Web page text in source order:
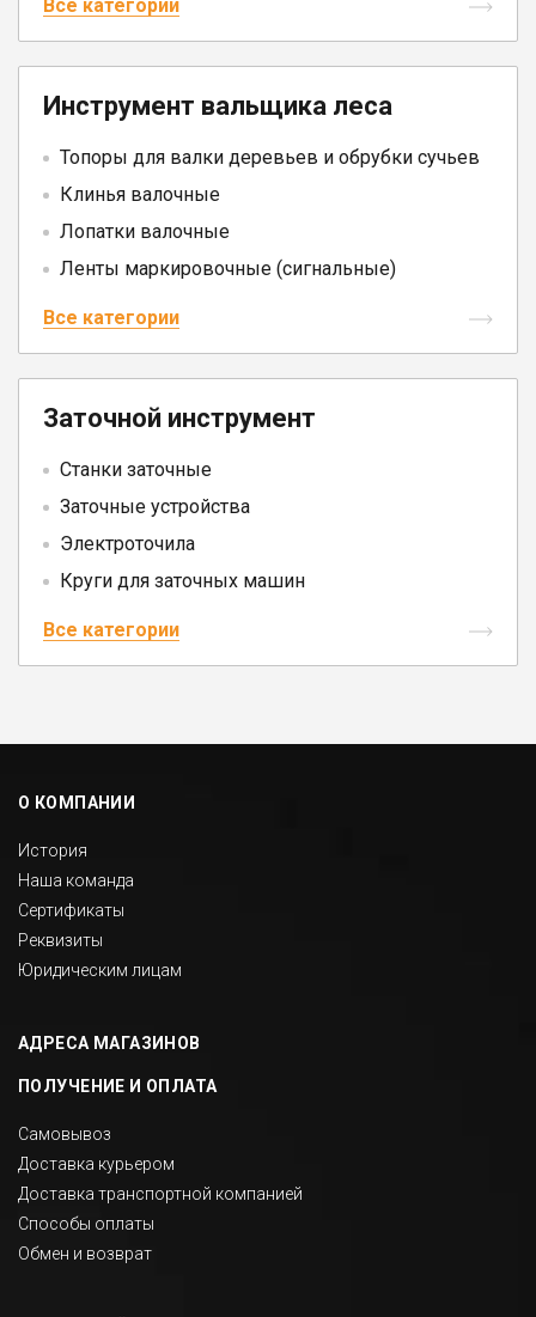
Все категории
Инструмент вальщика леса
Топоры для валки деревьев и обрубки сучьев
Клинья валочные
Лопатки валочные
Ленты маркировочные (сигнальные)
Все категории
Заточной инструмент
Станки заточные
Заточные устройства
Электроточила
Круги для заточных машин
Все категории
О КОМПАНИИ
История
Наша команда
Сертификаты
Реквизиты
Юридическим лицам
АДРЕСА МАГАЗИНОВ
ПОЛУЧЕНИЕ И ОПЛАТА
Самовывоз
Доставка курьером
Доставка транспортной компанией
Способы оплаты
Обмен и возврат